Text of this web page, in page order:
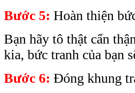
Bước 5: Hoàn thiện
Bạn hãy tô thật cẩn
kia, bức tranh của bạn
Bước 6: Đóng khung